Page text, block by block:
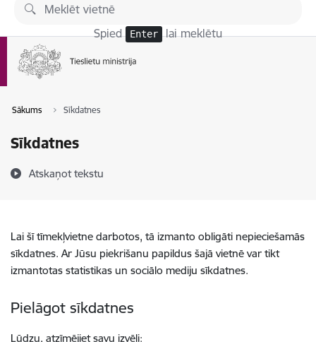
Pāriet uz lapas saturu
Spied Enter lai meklētu
Sākums Sīkdatnes
Sīkdatnes
Atskaņot tekstu
Lai šī tīmekļvietne darbotos, tā izmanto obligāti nepieciešamās
sīkdatnes. Ar Jūsu piekrišanu papildus šajā vietnē var tikt
izmantotas statistikas un sociālo mediju sīkdatnes.
Pielāgot sīkdatnes
Lūdzu, atzīmējiet savu izvēli: